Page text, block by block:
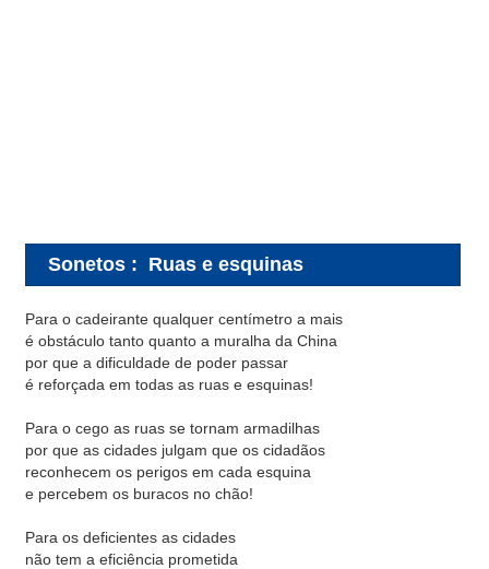
Sonetos : Ruas e esquinas
Para o cadeirante qualquer centímetro a mais
é obstáculo tanto quanto a muralha da China
por que a dificuldade de poder passar
é reforçada em todas as ruas e esquinas!
Para o cego as ruas se tornam armadilhas
por que as cidades julgam que os cidadãos
reconhecem os perigos em cada esquina
e percebem os buracos no chão!
Para os deficientes as cidades
não tem a eficiência prometida